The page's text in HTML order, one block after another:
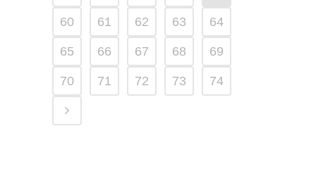
60 61 62 63 64
65 66 67 68 69
70 71 72 73 74